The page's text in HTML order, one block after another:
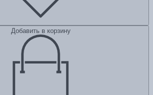
Добавить в корзину